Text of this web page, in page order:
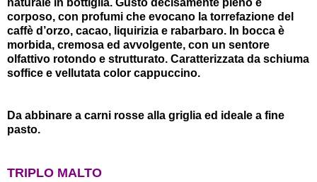
naturale in bottiglia. Gusto decisamente pieno e
corposo, con profumi che evocano la torrefazione del
caffè d’orzo, cacao, liquirizia e rabarbaro. In bocca è
morbida, cremosa ed avvolgente, con un sentore
olfattivo rotondo e strutturato. Caratterizzata da schiuma
soffice e vellutata color cappuccino.
Da abbinare a carni rosse alla griglia ed ideale a fine
pasto.
TRIPLO MALTO